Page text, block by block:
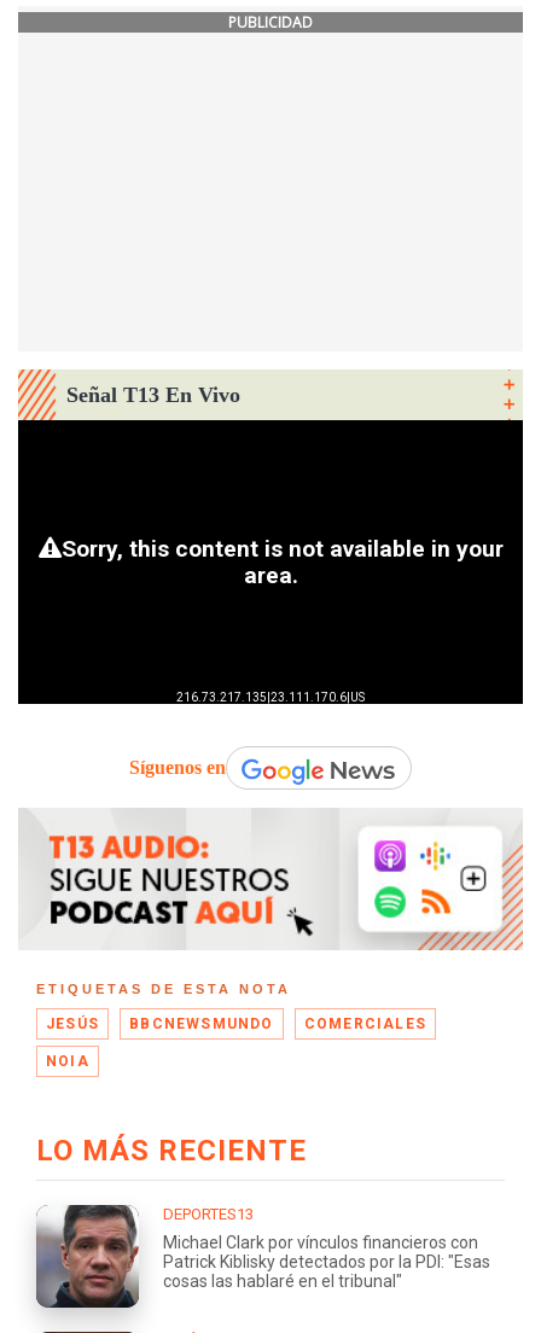
PUBLICIDAD
Señal T13 En Vivo
Síguenos en
ETIQUETAS DE ESTA NOTA
JESÚS BBCNEWSMUNDO COMERCIALES
NOIA
LO MÁS RECIENTE
DEPORTES13
Michael Clark por vínculos financieros con
Patrick Kiblisky detectados por la PDI: "Esas
cosas las hablaré en el tribunal"